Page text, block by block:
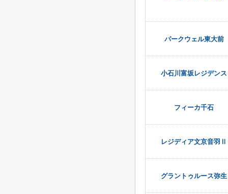
パークウェル東大前
小石川富坂レジデンス
フィーカ千石
レジディア文京音羽Ⅱ
グラントゥルース弥生